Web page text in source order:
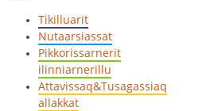
Tikilluarit
Nutaarsiassat
Pikkorissarnerit
ilinniarnerillu
Attavissaq&Tusagassiaq
allakkat